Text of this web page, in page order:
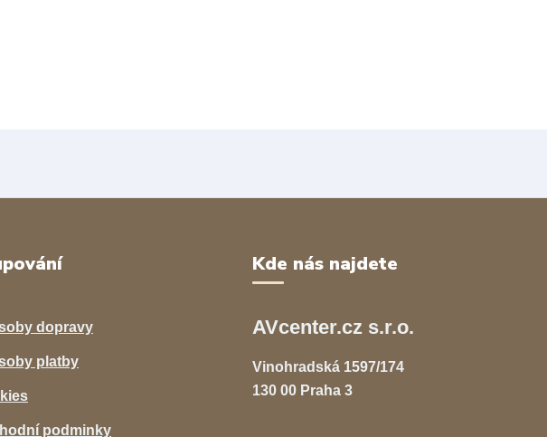
dopravy
platby
podminky
Kde nás najdete
AVcenter.cz s.r.o.
Vinohradská 1597/174
130 00 Praha 3